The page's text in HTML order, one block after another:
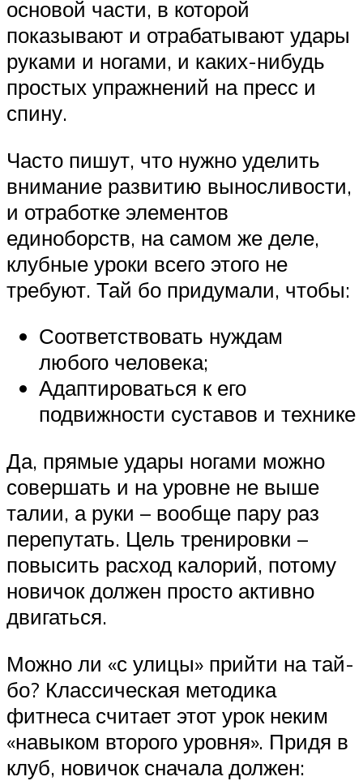
основой части, в которой
показывают и отрабатывают удары
руками и ногами, и каких-нибудь
простых упражнений на пресс и
спину.
Часто пишут, что нужно уделить
внимание развитию выносливости,
и отработке элементов
единоборств, на самом же деле,
клубные уроки всего этого не
требуют. Тай бо придумали, чтобы:
Соответствовать нуждам
любого человека;
Адаптироваться к его
подвижности суставов и технике
Да, прямые удары ногами можно
совершать и на уровне не выше
талии, а руки – вообще пару раз
перепутать. Цель тренировки –
повысить расход калорий, потому
новичок должен просто активно
двигаться.
Можно ли «с улицы» прийти на тай-
бо? Классическая методика
фитнеса считает этот урок неким
«навыком второго уровня». Придя в
клуб, новичок сначала должен: